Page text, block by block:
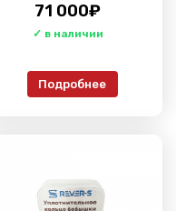
71 000₽
Подробнее